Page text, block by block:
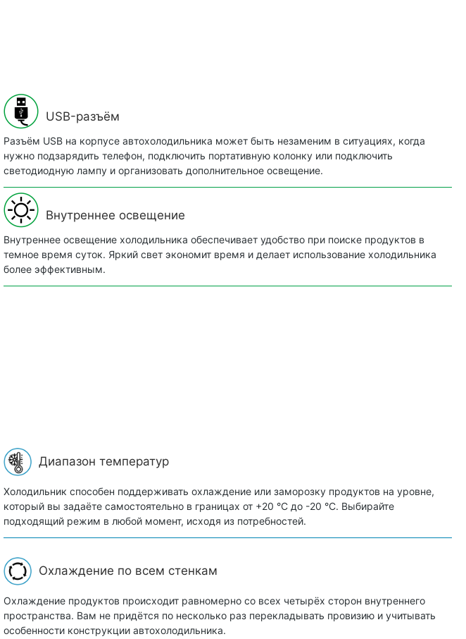
USB-разъём
Разъём USB на корпусе автохолодильника может быть незаменим в ситуациях, когда
нужно подзарядить телефон, подключить портативную колонку или подключить
светодиодную лампу и организовать дополнительное освещение.
Внутреннее освещение
Внутреннее освещение холодильника обеспечивает удобство при поиске продуктов в
темное время суток. Яркий свет экономит время и делает использование холодильника
более эффективным.
Диапазон температур
Холодильник способен поддерживать охлаждение или заморозку продуктов на уровне,
который вы задаёте самостоятельно в границах от +20 °C до -20 °C. Выбирайте
подходящий режим в любой момент, исходя из потребностей.
Охлаждение по всем стенкам
Охлаждение продуктов происходит равномерно со всех четырёх сторон внутреннего
пространства. Вам не придётся по несколько раз перекладывать провизию и учитывать
особенности конструкции автохолодильника.